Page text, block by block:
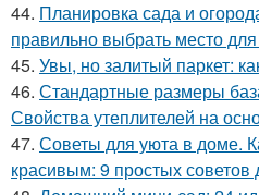
44. Планировка сада и
правильно выбрать место
45. Увы, но залитый паркет:
46. Стандартные размеры
Свойства утеплителей на
47. Советы для уюта в доме.
красивым: 9 простых советов